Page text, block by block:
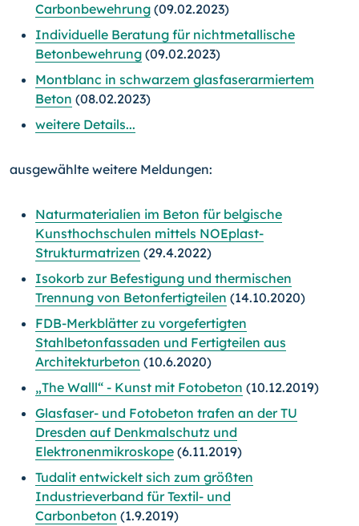
Carbonbewehrung (09.02.2023)
Individuelle Beratung für nichtmetallische
Betonbewehrung (09.02.2023)
Montblanc in schwarzem glasfaserarmiertem
Beton (08.02.2023)
weitere Details...
ausgewählte weitere Meldungen:
Naturmaterialien im Beton für belgische
Kunsthochschulen mittels NOEplast-
Strukturmatrizen (29.4.2022)
Isokorb zur Befestigung und thermischen
Trennung von Betonfertigteilen (14.10.2020)
FDB-Merkblätter zu vorgefertigten
Stahlbetonfassaden und Fertigteilen aus
Architekturbeton (10.6.2020)
„The Walll“ - Kunst mit Fotobeton (10.12.2019)
Glasfaser- und Fotobeton trafen an der TU
Dresden auf Denkmalschutz und
Elektronenmikroskope (6.11.2019)
Tudalit entwickelt sich zum größten
Industrieverband für Textil- und
Carbonbeton (1.9.2019)